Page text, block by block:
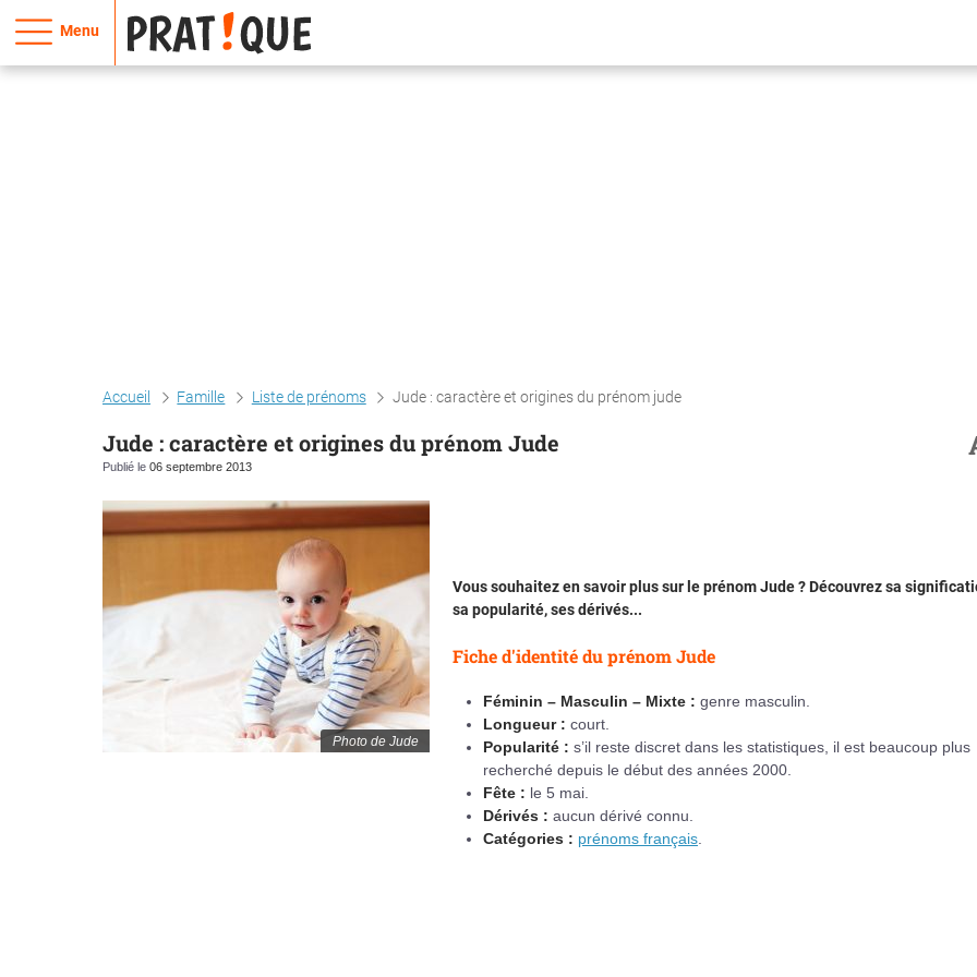
Menu
Accueil Famille Liste de prénoms Jude : caractère et origines du prénom jude
Jude : caractère et origines du prénom Jude
Publié le 06 septembre 2013
Photo de Jude
Vous souhaitez en savoir plus sur le prénom Jude ? Découvrez sa
sa popularité, ses dérivés...
Fiche d'identité du prénom Jude
Féminin – Masculin – Mixte : genre masculin.
Longueur : court.
Popularité : s’il reste discret dans les statistiques, il est beaucoup plus
recherché depuis le début des années 2000.
Fête : le 5 mai.
Dérivés : aucun dérivé connu.
Catégories : prénoms français